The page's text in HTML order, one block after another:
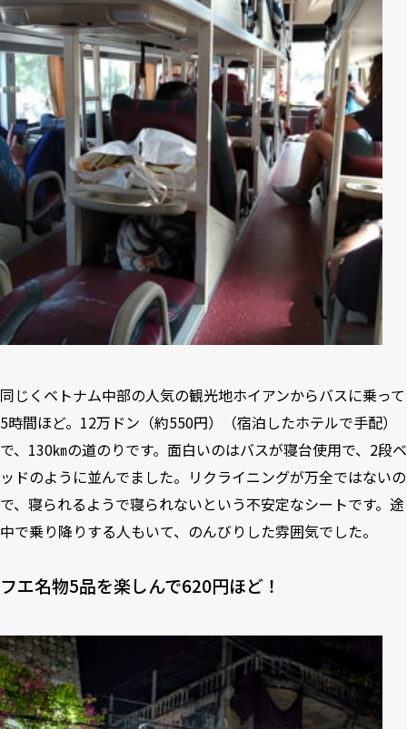
同じくベトナム中部の人気の観光地ホイアンからバスに乗って
5時間ほど。12万ドン（約550円）（宿泊したホテルで手配）
で、130㎞の道のりです。面白いのはバスが寝台使用で、2段ベ
ッドのように並んでました。リクライニングが万全ではないの
で、寝られるようで寝られないという不安定なシートです。途
中で乗り降りする人もいて、のんびりした雰囲気でした。
フエ名物5品を楽しんで620円ほど！